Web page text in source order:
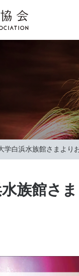
学白浜水族館さまより
族館さ